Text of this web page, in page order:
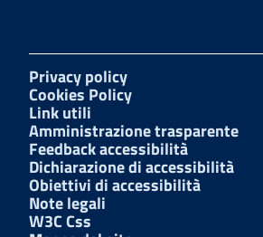
Privacy policy
Cookies Policy
Link utili
Amministrazione trasparente
Feedback accessibilità
Dichiarazione di accessibilità
Obiettivi di accessibilità
Note legali
W3C Css